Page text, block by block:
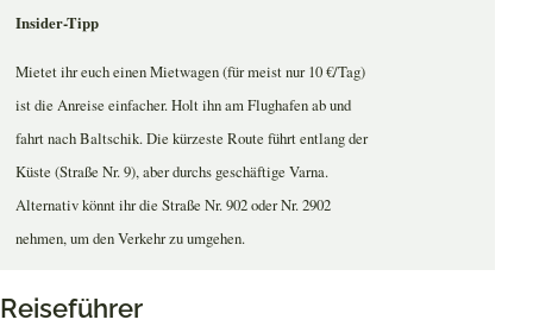
Insider-Tipp
Mietet ihr euch einen Mietwagen (für meist nur 10 €/Tag)
ist die Anreise einfacher. Holt ihn am Flughafen ab und
fahrt nach Baltschik. Die kürzeste Route führt entlang der
Küste (Straße Nr. 9), aber durchs geschäftige Varna.
Alternativ könnt ihr die Straße Nr. 902 oder Nr. 2902
nehmen, um den Verkehr zu umgehen.
Reiseführer